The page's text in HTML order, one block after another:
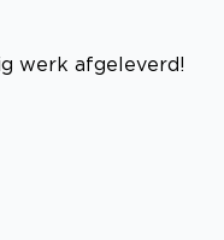
werk afgeleverd!